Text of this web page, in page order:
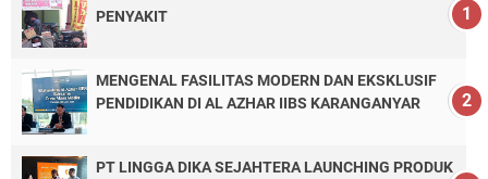
PENYAKIT
MENGENAL FASILITAS MODERN DAN EKSKLUSIF
PENDIDIKAN DI AL AZHAR IIBS KARANGANYAR
PT LINGGA DIKA SEJAHTERA LAUNCHING PRODUK